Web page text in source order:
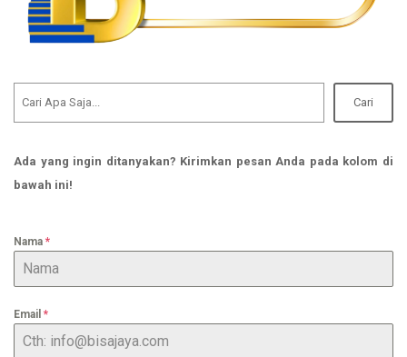
Cari
Ada yang ingin ditanyakan? Kirimkan pesan Anda pada kolom di
bawah ini!
Nama *
Email *